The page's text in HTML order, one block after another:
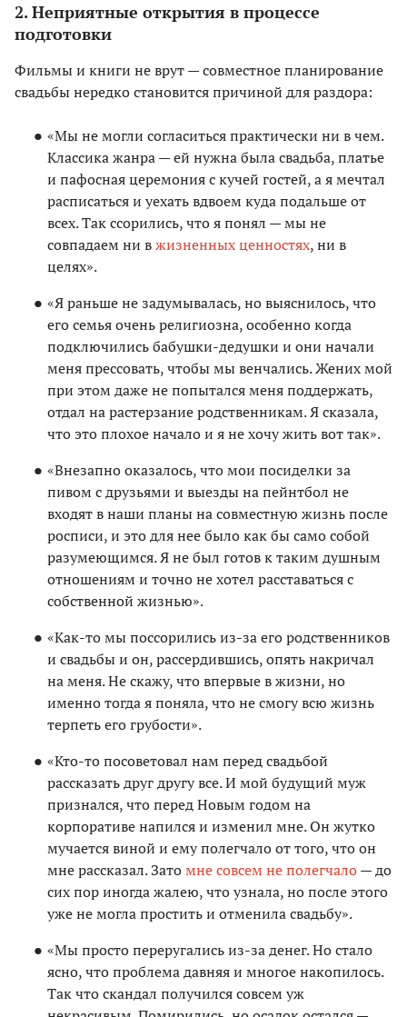
2. Неприятные открытия в процессе
подготовки
Фильмы и книги не врут — совместное планирование
свадьбы нередко становится причиной для раздора:
«Мы не могли согласиться практически ни в чем.
Классика жанра — ей нужна была свадьба, платье
и пафосная церемония с кучей гостей, а я мечтал
расписаться и уехать вдвоем куда подальше от
всех. Так ссорились, что я понял — мы не
совпадаем ни вжизненных ценностях, ни в
целях».
«Я раньше не задумывалась, но выяснилось, что
его семья очень религиозна, особенно когда
подключились бабушки-дедушки и они начали
меня прессовать, чтобы мы венчались. Жених мой
при этом даже не попытался меня поддержать,
отдал на растерзание родственникам. Я сказала,
что это плохое начало и я не хочу жить вот так».
«Внезапно оказалось, что мои посиделки за
пивом с друзьями и выезды на пейнтбол не
входят в наши планы на совместную жизнь после
росписи, и это для нее было как бы само собой
разумеющимся. Я не был готов к таким душным
отношениям и точно не хотел расставаться с
собственной жизнью».
«Как-то мы поссорились из-за его родственников
и свадьбы и он, рассердившись, опять накричал
на меня. Не скажу, что впервые в жизни, но
именно тогда я поняла, что не смогу всю жизнь
терпеть его грубости».
«Кто-то посоветовал нам перед свадьбой
рассказать друг другу все. И мой будущий муж
признался, что перед Новым годом на
корпоративе напился и изменил мне. Он жутко
мучается виной и ему полегчало от того, что он
мне рассказал. Затомне совсем не полегчало— до
сих пор иногда жалею, что узнала, но после этого
уже не могла простить и отменила свадьбу».
«Мы просто переругались из-за денег. Но стало
ясно, что проблема давняя и многое накопилось.
Так что скандал получился совсем уж